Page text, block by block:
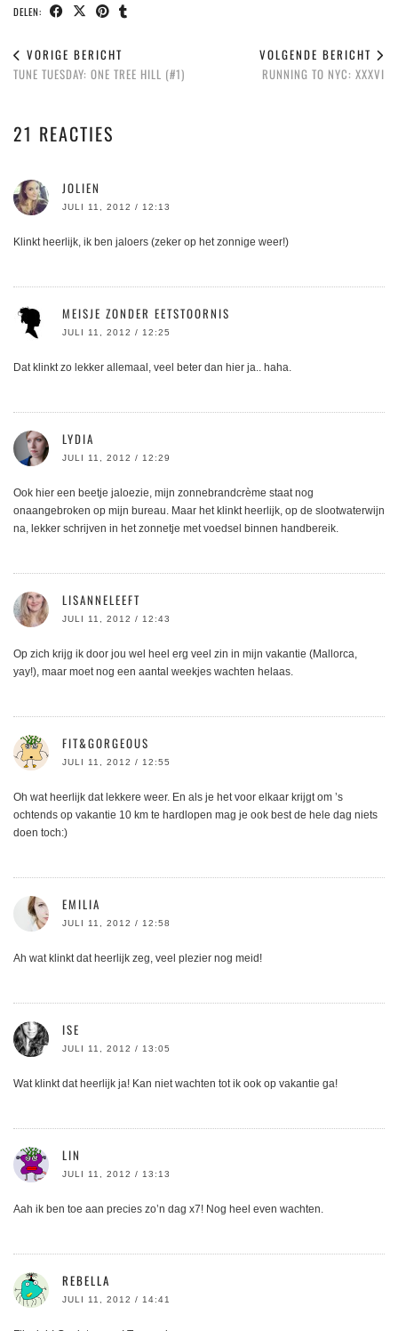
DELEN:
VORIGE BERICHT
TUNE TUESDAY: ONE TREE HILL (#1)
VOLGENDE BERICHT
RUNNING TO NYC: XXXVI
21 REACTIES
JOLIEN
JULI 11, 2012 / 12:13
Klinkt heerlijk, ik ben jaloers (zeker op het zonnige weer!)
MEISJE ZONDER EETSTOORNIS
JULI 11, 2012 / 12:25
Dat klinkt zo lekker allemaal, veel beter dan hier ja.. haha.
LYDIA
JULI 11, 2012 / 12:29
Ook hier een beetje jaloezie, mijn zonnebrandcrème staat nog
onaangebroken op mijn bureau. Maar het klinkt heerlijk, op de slootwaterwijn
na, lekker schrijven in het zonnetje met voedsel binnen handbereik.
LISANNELEEFT
JULI 11, 2012 / 12:43
Op zich krijg ik door jou wel heel erg veel zin in mijn vakantie (Mallorca,
yay!), maar moet nog een aantal weekjes wachten helaas.
FIT&GORGEOUS
JULI 11, 2012 / 12:55
Oh wat heerlijk dat lekkere weer. En als je het voor elkaar krijgt om ’s
ochtends op vakantie 10 km te hardlopen mag je ook best de hele dag niets
doen toch:)
EMILIA
JULI 11, 2012 / 12:58
Ah wat klinkt dat heerlijk zeg, veel plezier nog meid!
ISE
JULI 11, 2012 / 13:05
Wat klinkt dat heerlijk ja! Kan niet wachten tot ik ook op vakantie ga!
LIN
JULI 11, 2012 / 13:13
Aah ik ben toe aan precies zo’n dag x7! Nog heel even wachten.
REBELLA
JULI 11, 2012 / 14:41